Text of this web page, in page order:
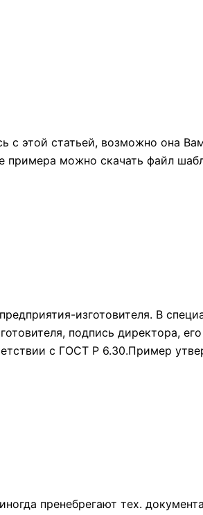
с этой статьей, возможно она
примера можно скачать файл
изготовителя. В
подпись директора,
с ГОСТ Р 6.30.Пример
пренебрегают тех.